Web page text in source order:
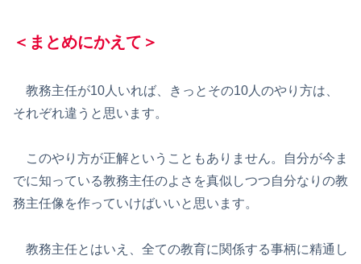
＜まとめにかえて＞
教務主任が10人いれば、きっとその10人のやり方は、
それぞれ違うと思います。
このやり方が正解ということもありません。自分が今ま
でに知っている教務主任のよさを真似しつつ自分なりの教
務主任像を作っていけばいいと思います。
教務主任とはいえ、全ての教育に関係する事柄に精通し